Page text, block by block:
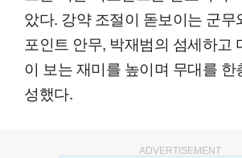
았다. 강약 조절이 돋보이는 군무
포인트 안무, 박재범의 섬세하고
이 보는 재미를 높이며 무대를
성했다.
ADVERTISEMENT